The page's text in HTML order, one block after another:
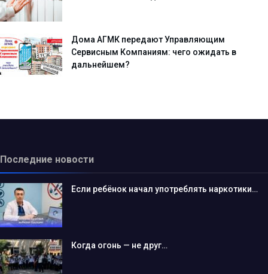
Дома АГМК передают Управляющим
Сервисным Компаниям: чего ожидать в
дальнейшем?
Последние новости
Если ребёнок начал употреблять наркотики…
Когда огонь — не друг…